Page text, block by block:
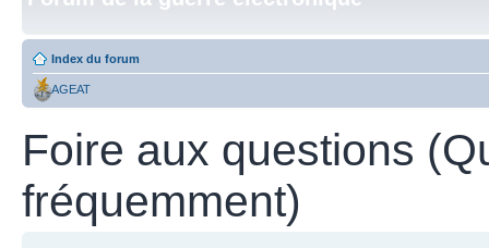
Index du forum
AGEAT
Foire aux questions
fréquemment)